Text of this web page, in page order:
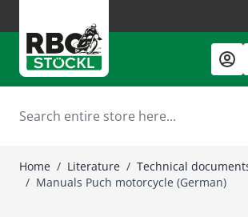
Search
Home / Literature / Technical
/ Manuals Puch motorcycle (German)